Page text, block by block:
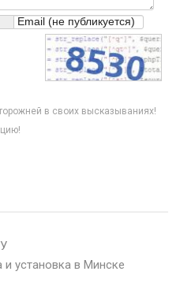
в своих высказываниях!
установка в Минске